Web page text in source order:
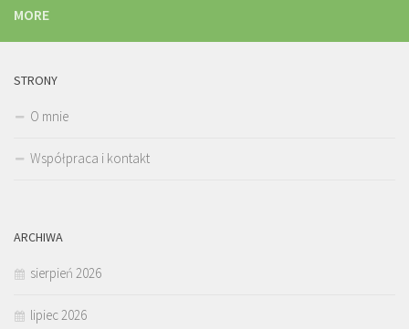
MORE
STRONY
O mnie
Współpraca i kontakt
ARCHIWA
sierpień 2026
lipiec 2026